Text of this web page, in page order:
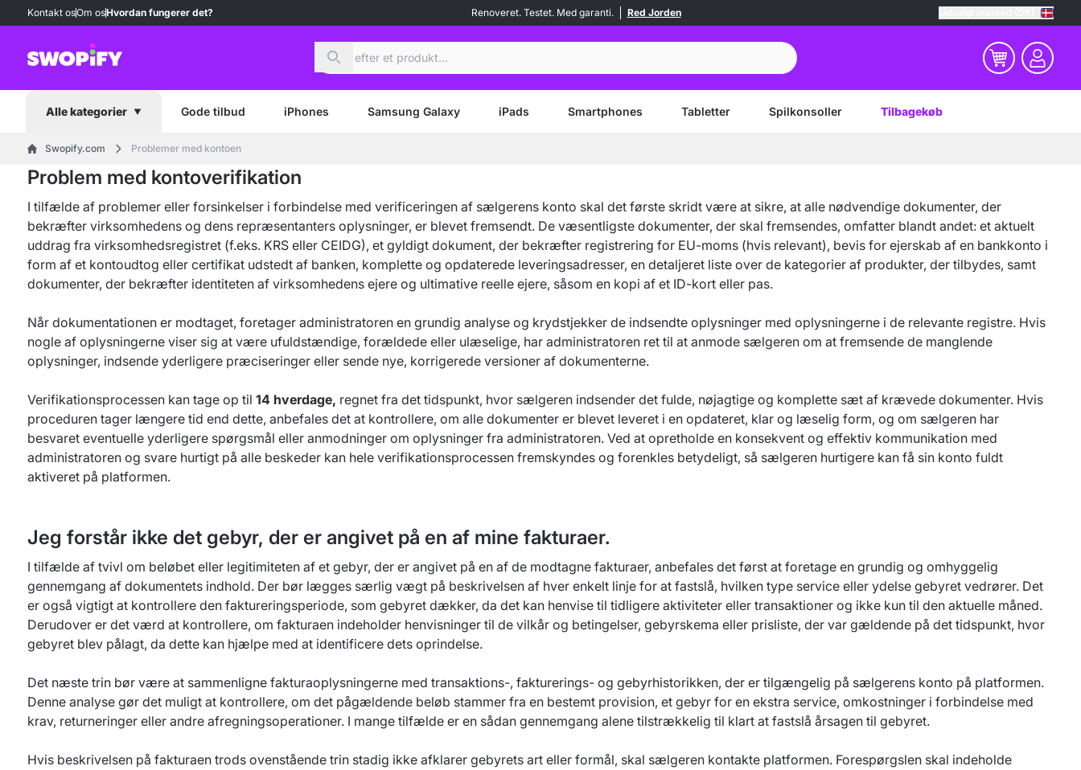
Kontakt osOm osHvordan fungerer det? Renoveret. Testet. Med garanti. Red Jorden
Alle kategorier Gode tilbud iPhones Samsung Galaxy iPads Smartphones Tabletter Spilkonsoller Tilbagekøb
Swopify.com Problemer med kontoen
Problem med kontoverifikation
I tilfælde af problemer eller forsinkelser i forbindelse med verificeringen af sælgerens konto skal det første skridt være at sikre, at alle nødvendige dokumenter, der
bekræfter virksomhedens og dens repræsentanters oplysninger, er blevet fremsendt. De væsentligste dokumenter, der skal fremsendes, omfatter blandt andet: et aktuelt
uddrag fra virksomhedsregistret (f.eks. KRS eller CEIDG), et gyldigt dokument, der bekræfter registrering for EU-moms (hvis relevant), bevis for ejerskab af en bankkonto i
form af et kontoudtog eller certifikat udstedt af banken, komplette og opdaterede leveringsadresser, en detaljeret liste over de kategorier af produkter, der tilbydes, samt
dokumenter, der bekræfter identiteten af virksomhedens ejere og ultimative reelle ejere, såsom en kopi af et ID-kort eller pas.
Når dokumentationen er modtaget, foretager administratoren en grundig analyse og krydstjekker de indsendte oplysninger med oplysningerne i de relevante registre. Hvis
nogle af oplysningerne viser sig at være ufuldstændige, forældede eller ulæselige, har administratoren ret til at anmode sælgeren om at fremsende de manglende
oplysninger, indsende yderligere præciseringer eller sende nye, korrigerede versioner af dokumenterne.
Verifikationsprocessen kan tage op til 14 hverdage, regnet fra det tidspunkt, hvor sælgeren indsender det fulde, nøjagtige og komplette sæt af krævede dokumenter. Hvis
proceduren tager længere tid end dette, anbefales det at kontrollere, om alle dokumenter er blevet leveret i en opdateret, klar og læselig form, og om sælgeren har
besvaret eventuelle yderligere spørgsmål eller anmodninger om oplysninger fra administratoren. Ved at opretholde en konsekvent og effektiv kommunikation med
administratoren og svare hurtigt på alle beskeder kan hele verifikationsprocessen fremskyndes og forenkles betydeligt, så sælgeren hurtigere kan få sin konto fuldt
aktiveret på platformen.
Jeg forstår ikke det gebyr, der er angivet på en af mine fakturaer.
I tilfælde af tvivl om beløbet eller legitimiteten af et gebyr, der er angivet på en af de modtagne fakturaer, anbefales det først at foretage en grundig og omhyggelig
gennemgang af dokumentets indhold. Der bør lægges særlig vægt på beskrivelsen af hver enkelt linje for at fastslå, hvilken type service eller ydelse gebyret vedrører. Det
er også vigtigt at kontrollere den faktureringsperiode, som gebyret dækker, da det kan henvise til tidligere aktiviteter eller transaktioner og ikke kun til den aktuelle måned.
Derudover er det værd at kontrollere, om fakturaen indeholder henvisninger til de vilkår og betingelser, gebyrskema eller prisliste, der var gældende på det tidspunkt, hvor
gebyret blev pålagt, da dette kan hjælpe med at identificere dets oprindelse.
Det næste trin bør være at sammenligne fakturaoplysningerne med transaktions-, fakturerings- og gebyrhistorikken, der er tilgængelig på sælgerens konto på platformen.
Denne analyse gør det muligt at kontrollere, om det pågældende beløb stammer fra en bestemt provision, et gebyr for en ekstra service, omkostninger i forbindelse med
krav, returneringer eller andre afregningsoperationer. I mange tilfælde er en sådan gennemgang alene tilstrækkelig til klart at fastslå årsagen til gebyret.
Hvis beskrivelsen på fakturaen trods ovenstående trin stadig ikke afklarer gebyrets art eller formål, skal sælgeren kontakte platformen. Forespørgslen skal indeholde